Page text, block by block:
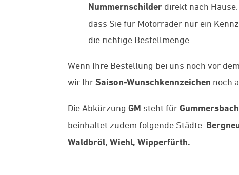
Nummernschilder direkt nach
dass Sie für Motorräder nur ein
die richtige Bestellmenge.
Wenn Ihre Bestellung bei uns noch vor
wir Ihr Saison-Wunschkennzeichen noch
Die Abkürzung GM steht für
beinhaltet zudem folgende Städte:
Waldbröl, Wiehl, Wipperfürth.